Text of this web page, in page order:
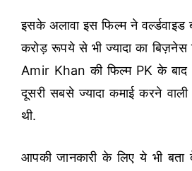
इसके अलावा इस फिल्म ने
करोड़ रूपये से भी ज्यादा का बिज़नेस
Amir Khan की फिल्म PK के
दूसरी सबसे ज्यादा कमाई करने वाली
थी.
आपकी जानकारी के लिए ये भी